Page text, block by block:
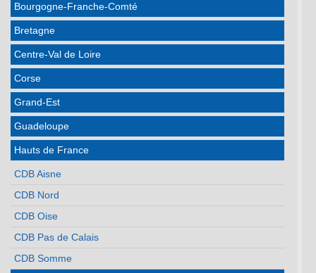
Bourgogne-Franche-Comté
Bretagne
Centre-Val de Loire
Corse
Grand-Est
Guadeloupe
Hauts de France
CDB Aisne
CDB Nord
CDB Oise
CDB Pas de Calais
CDB Somme